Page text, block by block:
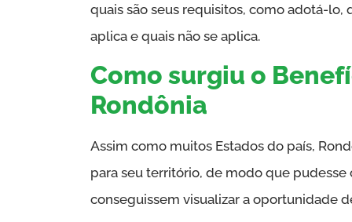
quais são seus requisitos, como adotá-lo,
aplica e quais não se aplica.
Como surgiu o
Rondônia
Assim como muitos Estados do país,
para seu território, de modo que
conseguissem visualizar a oportunidade